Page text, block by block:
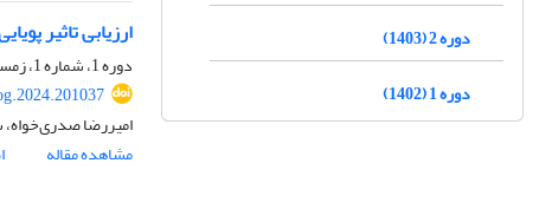
ارزیابی تاثیر
دوره 1، شماره 1، زمستان 1402، صفحه
امیررضا
مشاهده مقاله
دوره 2 (1403)
دوره 1 (1402)